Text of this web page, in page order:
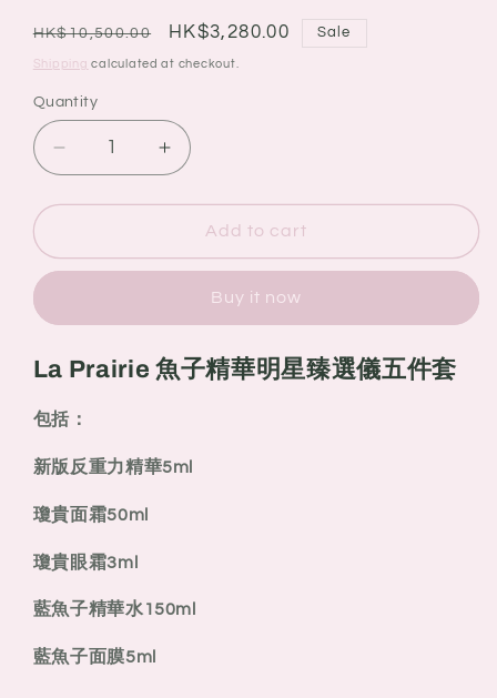
Regular
price
HK$10,500.00
Sale
price
HK$3,280.00 Sale
Shipping calculated at checkout.
Quantity
Quantity
Decrease
quantity
for
Prairie
華
星
臻
儀
件
套
Increase
quantity
for
Prairie
華
臻
套
Add to cart
Buy it now
La Prairie 魚子精華明星臻選儀五件套
包括：
新版反重力精華5ml
瓊貴面霜50ml
瓊貴眼霜3ml
藍魚子精華水150ml
藍魚子面膜5ml